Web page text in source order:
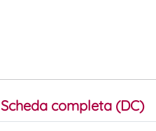
Scheda completa (DC)